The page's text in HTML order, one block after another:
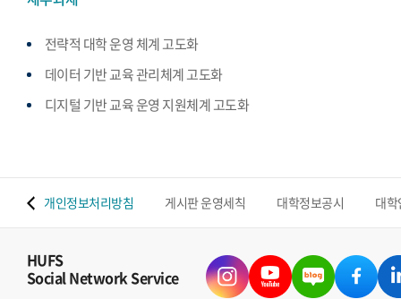
전략적 대학 운영 체계 고도화
데이터 기반 교육 관리체계 고도화
디지털 기반 교육 운영 지원체계 고도화
개인정보처리방침 게시판 운영세칙 대학정보공시 대
HUFS
Social Network Service